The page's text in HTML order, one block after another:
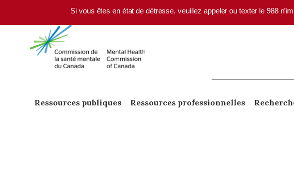
Skip to main contentSi vous êtes en état de détresse, veuillez appeler ou texter le 988
Ressources publiques Ressources professionnelles